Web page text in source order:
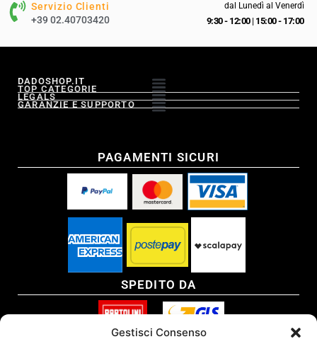
Gestisci Consenso
Servizio Clienti
+39 02.40703420
dal Lunedì al Venerdì
9:30 - 12:00| 15:00 - 17:00
DADOSHOP.IT
TOP CATEGORIE
LEGALS
GARANZIE E SUPPORTO
PAGAMENTI SICURI
SPEDITO DA